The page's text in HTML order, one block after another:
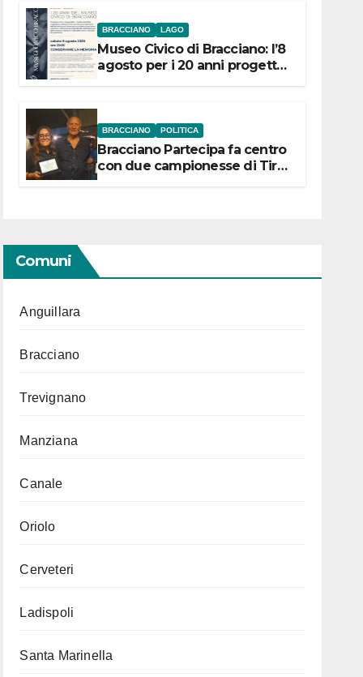
BRACCIANO LAGO
Museo Civico di Bracciano: l’8
agosto per i 20 anni progetto
BRACCIANO POLITICA
Bracciano Partecipa fa centro
con due campionesse di Tiro
Comuni
Anguillara
Bracciano
Trevignano
Manziana
Canale
Oriolo
Cerveteri
Ladispoli
Santa Marinella